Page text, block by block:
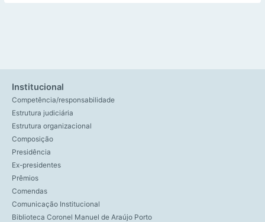
Institucional
Competência/responsabilidade
Estrutura judiciária
Estrutura organizacional
Composição
Presidência
Ex-presidentes
Prêmios
Comendas
Comunicação Institucional
Biblioteca Coronel Manuel de Araújo Porto